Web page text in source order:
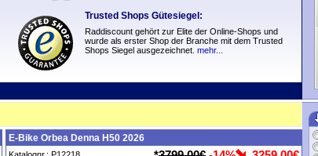
Trusted Shops Gütesiegel:
Raddiscount gehört zur Elite der Online-Shops und
wurde als erster Shop der Branche mit dem Trusted
Shops Siegel ausgezeichnet. mehr...
E-Bike Orbea Denna H50 2026